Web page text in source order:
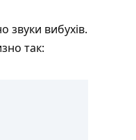
звуки вибухів.
так: